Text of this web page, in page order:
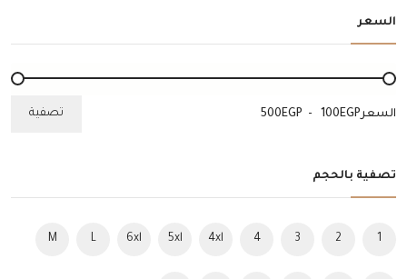
السعر
السعر EGP
-
EGP تصفية
تصفية بالحجم
1
2
3
4
4xl
5xl
6xl
L
M